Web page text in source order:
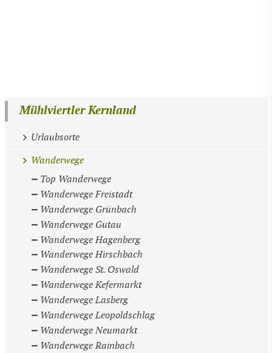
Mühlviertler Kernland
Urlaubsorte
Wanderwege
Top Wanderwege
Wanderwege Freistadt
Wanderwege Grünbach
Wanderwege Gutau
Wanderwege Hagenberg
Wanderwege Hirschbach
Wanderwege St. Oswald
Wanderwege Kefermarkt
Wanderwege Lasberg
Wanderwege Leopoldschlag
Wanderwege Neumarkt
Wanderwege Rainbach